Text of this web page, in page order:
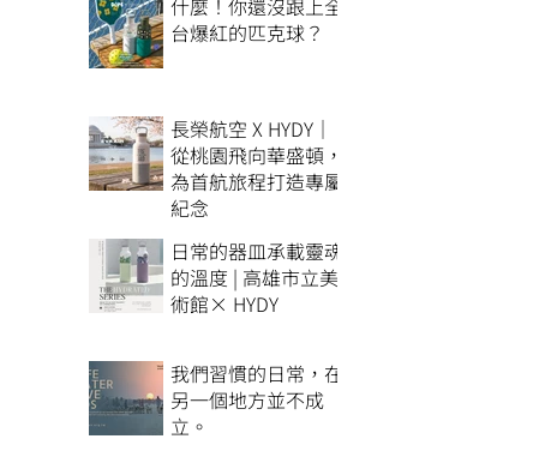
什麼！你還沒跟上全
台爆紅的匹克球？
長榮航空 X HYDY｜
從桃園飛向華盛頓，
為首航旅程打造專屬
紀念
日常的器皿承載靈魂
的溫度 | 高雄市立美
術館× HYDY
我們習慣的日常，在
另一個地方並不成
立。